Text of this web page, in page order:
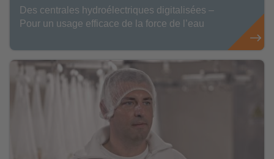
Des centrales hydroélectriques digitalisées –
Pour un usage efficace de la force de l’eau